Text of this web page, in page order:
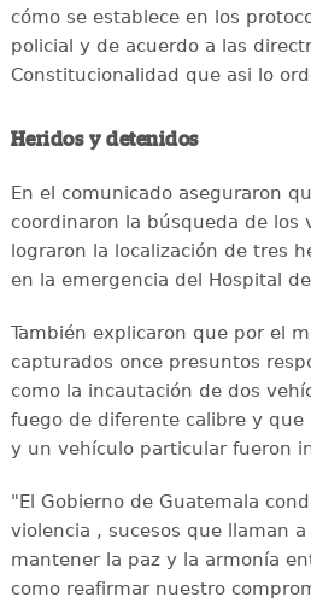
cómo se establece en los
policial y de acuerdo a las
Constitucionalidad que asi lo
Heridos y detenidos
En el comunicado aseguraron
coordinaron la búsqueda de los
lograron la localización de tres
en la emergencia del Hospital
También explicaron que por el
capturados once presuntos
como la incautación de dos
fuego de diferente calibre y que
y un vehículo particular fueron
"El Gobierno de Guatemala
violencia , sucesos que llaman
mantener la paz y la armonía
como reafirmar nuestro